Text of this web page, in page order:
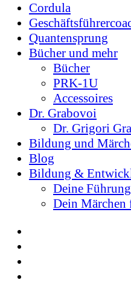
Cordula
Quantensprung
Bücher und mehr
Bücher
PRK-1U
Accessoires
Dr. Grabovoi
Dr. Grigori
Bildung und
Blog
Bildung &
Deine
Dein Märchen